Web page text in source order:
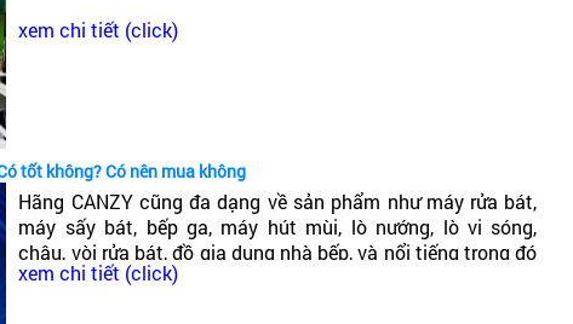
xem chi tiết (click)
tốt không? Có nên mua không
Hãng CANZY cũng đa dạng về sản phẩm như máy rửa bát,
máy sấy bát, bếp ga, máy hút mùi, lò nướng, lò vi sóng,
chậu, vòi rửa bát, đồ gia dụng nhà bếp, và nổi tiếng trong đó
có dòng bếp từ Canzy. Vậy Bếp từ Canzy của nước nào? Có
xem chi tiết (click)